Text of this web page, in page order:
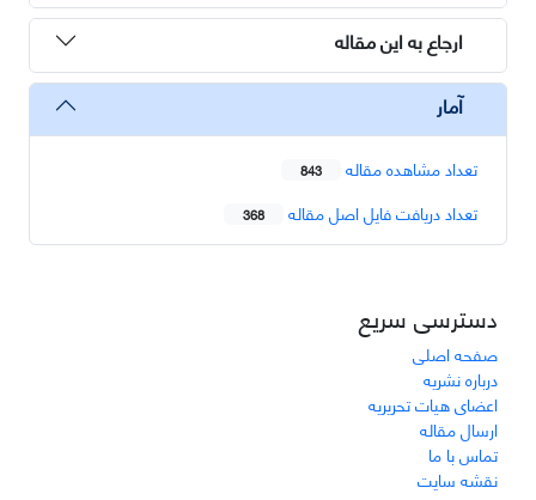
ارجاع به این مقاله
آمار
تعداد مشاهده مقاله 843
تعداد دریافت فایل اصل مقاله 368
دسترسی سریع
صفحه اصلی
درباره نشریه
اعضای هیات تحریریه
ارسال مقاله
تماس با ما
نقشه سایت